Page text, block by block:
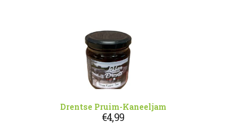
Drentse Pruim-Kaneeljam
€4,99